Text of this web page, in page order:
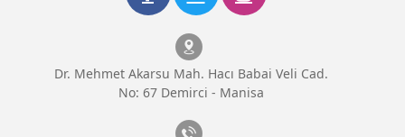
Dr. Mehmet Akarsu Mah. Hacı Babai Veli Cad.
No: 67 Demirci - Manisa